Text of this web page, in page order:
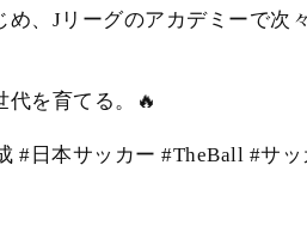
、Jリーグのアカデミーで次
代を育てる。🔥
#日本サッカー #TheBall #サ